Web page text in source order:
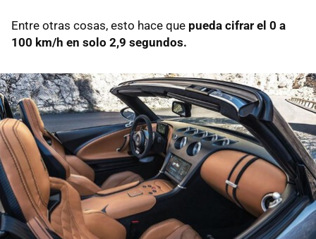
Entre otras cosas, esto hace que pueda cifrar el 0 a
100 km/h en solo 2,9 segundos.